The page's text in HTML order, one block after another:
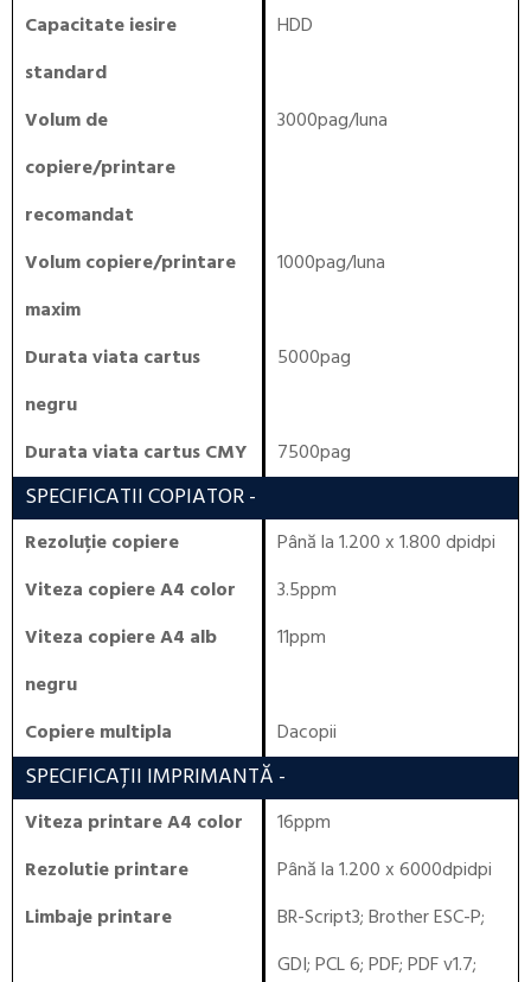
Capacitate iesire
standard
HDD
Volum de
copiere/printare
recomandat
3000pag/luna
Volum copiere/printare
maxim
1000pag/luna
Durata viata cartus
negru
5000pag
Durata viata cartus CMY 7500pag
SPECIFICATII COPIATOR-
Rezoluție copiere
Până la 1.200 x 1.800 dpidpi
Viteza copiere A4 color
3.5ppm
Viteza copiere A4 alb
negru
11ppm
Copiere multipla Dacopii
SPECIFICAȚII IMPRIMANTĂ -
Viteza printare A4 color
16ppm
Rezolutie printare
Până la 1.200 x 6000dpidpi
Limbaje printare
BR-Script3;Brother ESC-P;
GDI;PCL 6;PDF;PDF v1.7;